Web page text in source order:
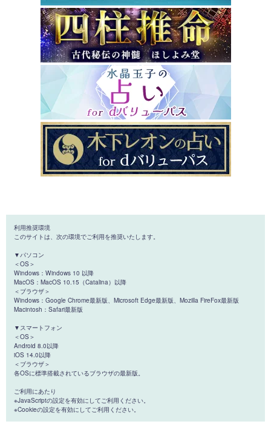
利用推奨環境
このサイトは、次の環境でご利用を推奨いたします。
▼パソコン
＜OS＞
Windows：Windows 10 以降
MacOS：MacOS 10.15（Catalina）以降
＜ブラウザ＞
Windows：Google Chrome最新版、Microsoft Edge最新版、Mozilla FireFox最新版
Macintosh：Safari最新版
▼スマートフォン
＜OS＞
Android 8.0以降
iOS 14.0以降
＜ブラウザ＞
各OSに標準搭載されているブラウザの最新版。
ご利用にあたり
※JavaScriptの設定を有効にしてご利用ください。
※Cookieの設定を有効にしてご利用ください。